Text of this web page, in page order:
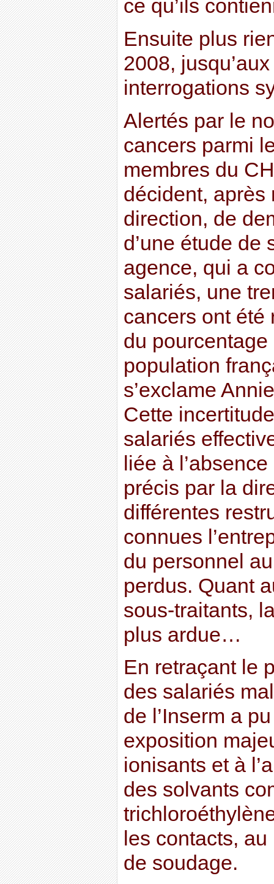
ce qu’ils
Ensuite plus
2008,
interrogations
Alertés par le
cancers parmi
membres du
décident, après
direction, de
d’une étude de
agence, qui a
salariés, une
cancers ont été
du
population
s’exclame
Cette
salariés
liée à
précis par la
différentes
connues
du personnel
perdus. Quant
sous-traitants,
plus ardue…
En retraçant le
des salariés
de l’Inserm a
exposition
ionisants et à
des solvants
les contacts,
de soudage.